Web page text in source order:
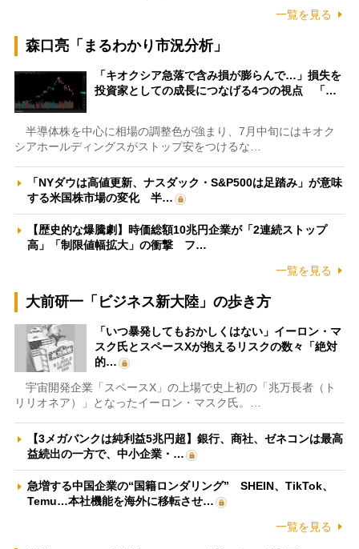
一覧を見る
森口亮「まるわかり市況分析」
「キオクシア急落で含み損が膨らんで…」損失を
投資家としての成長につなげる4つの視点 「…
半導体株を中心に相場の調整色が強まり、7月中旬にはキオク
シアホールディングスがストップ安をつけるな…
「NYダウは高値更新、ナスダック・S&P500は足踏み」が意味
する米国株市場の変化 半…
【歴史的な爆騰劇】時価総額10兆円企業が「2連続ストップ
高」「制限値幅拡大」の衝撃 フ…
一覧を見る
大前研一「ビジネス新大陸」の歩き方
「いつ暴発してもおかしくはない」イーロン・マ
スク氏とスペースXが抱えるリスクの数々「絶対
的…
宇宙開発企業「スペースX」の上場で史上初の「兆万長者（ト
リリオネア）」となったイーロン・マスク氏。…
【3メガバンクは純利益5兆円超】銀行、商社、ゼネコンは最高
益続出の一方で、中小企業・…
急増する中国企業の“国籍ロンダリング” SHEIN、TikTok、
Temu…本社機能を海外に移転させ…
一覧を見る